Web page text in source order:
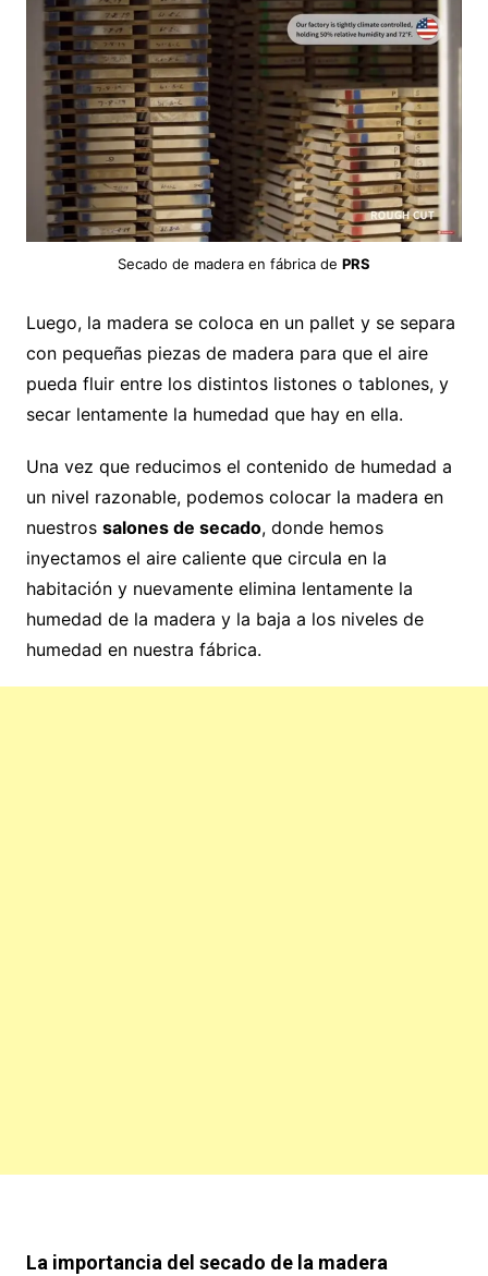
Secado de madera en fábrica de PRS
Luego, la madera se coloca en un pallet y se separa
con pequeñas piezas de madera para que el aire
pueda fluir entre los distintos listones o tablones, y
secar lentamente la humedad que hay en ella.
Una vez que reducimos el contenido de humedad a
un nivel razonable, podemos colocar la madera en
nuestros salones de secado, donde hemos
inyectamos el aire caliente que circula en la
habitación y nuevamente elimina lentamente la
humedad de la madera y la baja a los niveles de
humedad en nuestra fábrica.
La importancia del secado de la madera